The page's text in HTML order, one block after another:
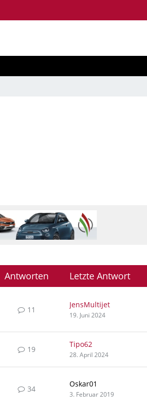
Antworten
Letzte Antwort
11
JensMultijet
19. Juni 2024
19
Tipo62
28. April 2024
34
Oskar01
3. Februar 2019